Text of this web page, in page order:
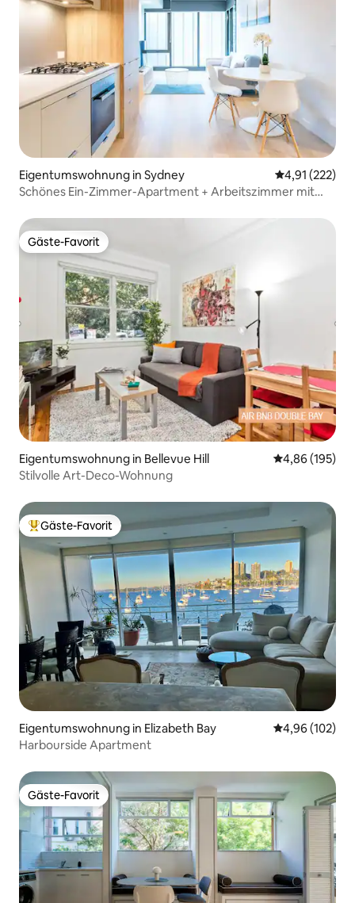
Eigentumswohnung in Sydney
4,91 (222)
Schönes Ein-Zimmer-Apartment + Arbeitszimmer mit
Gäste-Favorit
Gäste-Favorit
Eigentumswohnung in Bellevue Hill
4,86 (195)
Stilvolle Art-Deco-Wohnung
Beliebter Gäste-Favorit.
Gäste-Favorit
Eigentumswohnung in Elizabeth Bay
4,96 (102)
Harbourside Apartment
Gäste-Favorit
Gäste-Favorit